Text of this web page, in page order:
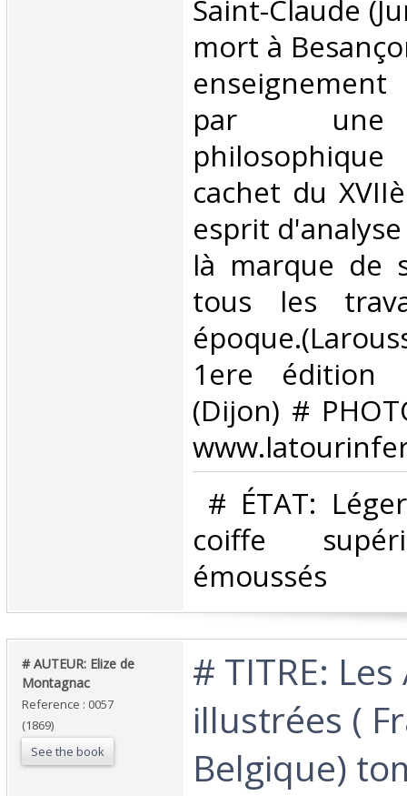
Saint-Claude
mort à
par une
cachet du
esprit
là marque de
tous les
1ere édition
(Dijon) #
# ÉTAT:
coiffe
émoussés ‎
‎# AUTEUR: Elize de
Montagnac‎
Reference : 0057
(1869)
See the book
‎# TITRE:
illustrées (
Belgique)